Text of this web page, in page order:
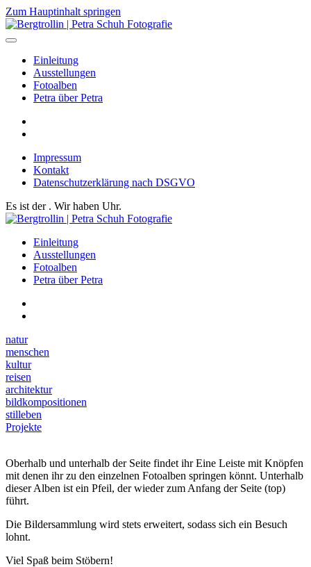
Zum Hauptinhalt springen
Einleitung
Ausstellungen
Fotoalben
Petra über Petra
Impressum
Kontakt
Datenschutzerklärung nach DSGVO
Es ist der . Wir haben Uhr.
Einleitung
Ausstellungen
Fotoalben
Petra über Petra
natur
menschen
kultur
reisen
architektur
bildkompositionen
stilleben
Projekte
Oberhalb und unterhalb der Seite findet ihr Eine Leiste mit Knöpfen
mit denen ihr zu den einzelnen Fotoalben springen könnt. Unterhalb
dieser Alben ist ein Pfeil, der wieder zum Anfang der Seite (top)
führt.
Die Bildersammlung wird stets erweitert, sodass sich ein Besuch
lohnt.
Viel Spaß beim Stöbern!